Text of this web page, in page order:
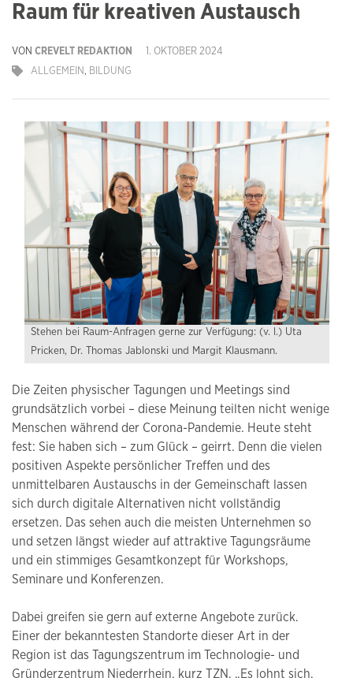
Raum für kreativen Austausch
VON CREVELT REDAKTION
1. OKTOBER 2024
ALLGEMEIN, BILDUNG
Stehen bei Raum-Anfragen gerne zur Verfügung: (v. l.) Uta
Pricken, Dr. Thomas Jablonski und Margit Klausmann.
Die Zeiten physischer Tagungen und Meetings sind
grundsätzlich vorbei – diese Meinung teilten nicht wenige
Menschen während der Corona-Pandemie. Heute steht
fest: Sie haben sich – zum Glück – geirrt. Denn die vielen
positiven Aspekte persönlicher Treffen und des
unmittelbaren Austauschs in der Gemeinschaft lassen
sich durch digitale Alternativen nicht vollständig
ersetzen. Das sehen auch die meisten Unternehmen so
und setzen längst wieder auf attraktive Tagungsräume
und ein stimmiges Gesamtkonzept für Workshops,
Seminare und Konferenzen.
Dabei greifen sie gern auf externe Angebote zurück.
Einer der bekanntesten Standorte dieser Art in der
Region ist das Tagungszentrum im Technologie- und
Gründerzentrum Niederrhein, kurz TZN. „Es lohnt sich,